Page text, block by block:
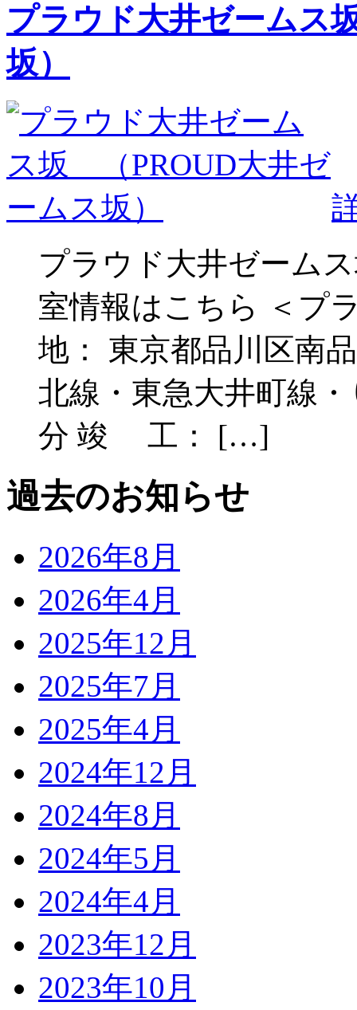
プラウド大井ゼームス
坂）
プラウド大井ゼーム
室情報はこちら ＜プ
地： 東京都品川区南
北線・東急大井町線
分 竣 工： […]
過去のお知らせ
2026年8月
2026年4月
2025年12月
2025年7月
2025年4月
2024年12月
2024年8月
2024年5月
2024年4月
2023年12月
2023年10月